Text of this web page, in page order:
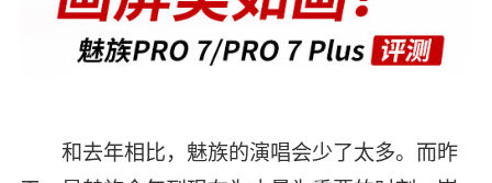
和去年相比，魅族的演唱会少了太多。而昨